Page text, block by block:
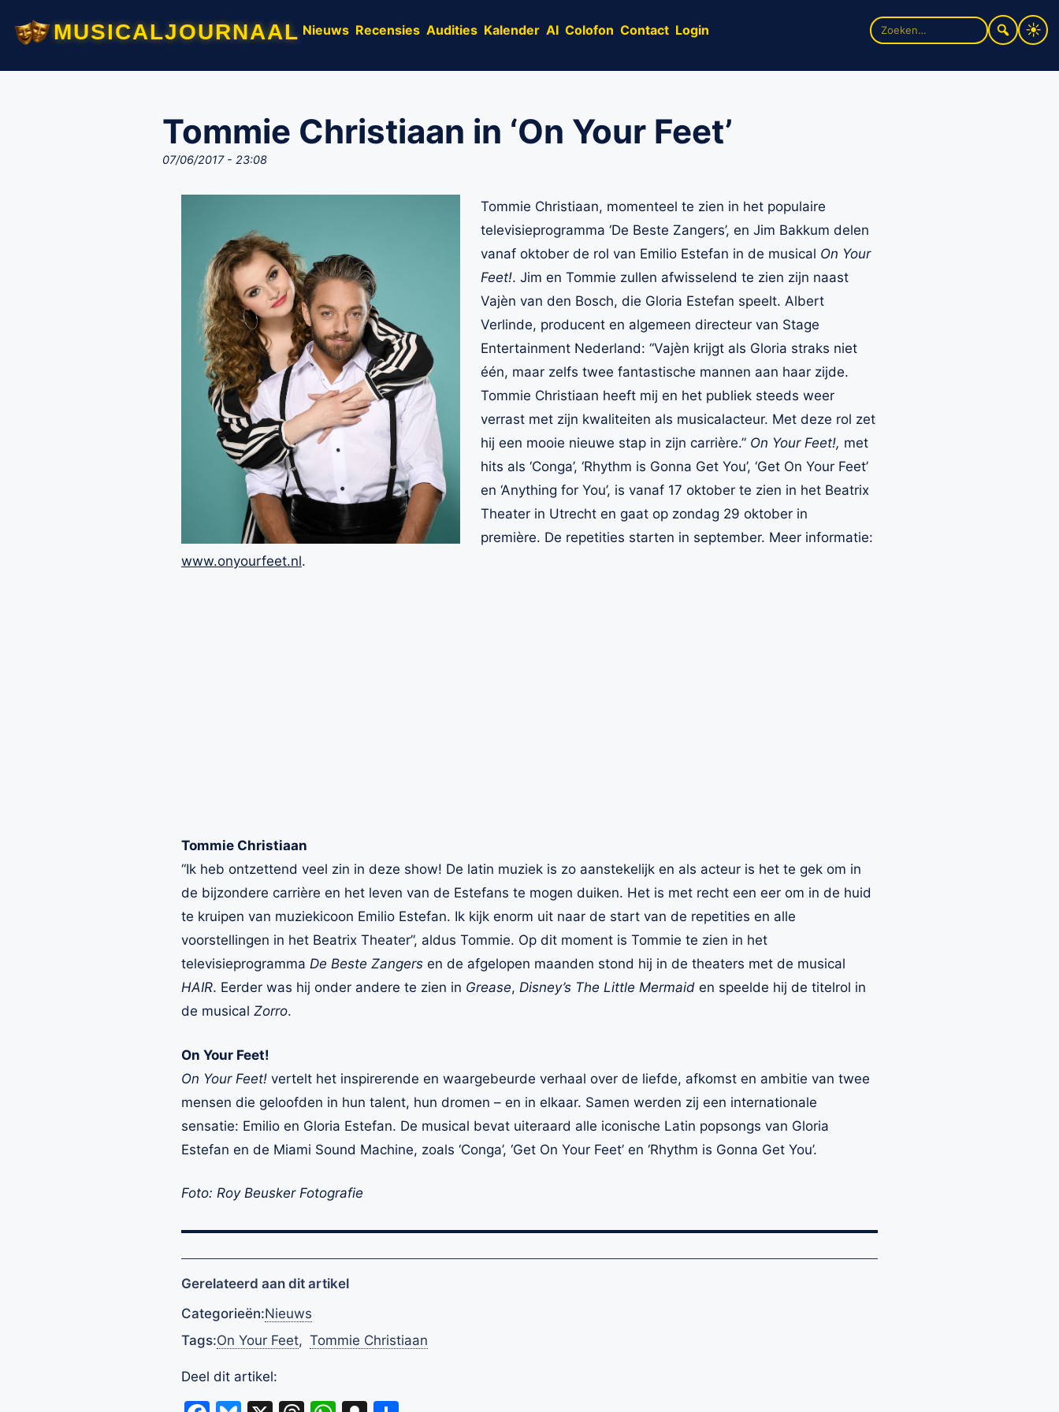
musicaljournaal Nieuws Recensies Audities Kalender AI Colofon Contact Login
Zoek
naar:
Tommie Christiaan in ‘On Your Feet’
07/06/2017 - 23:08
Tommie Christiaan, momenteel te zien in het populaire
televisieprogramma ‘De Beste Zangers’, en Jim Bakkum delen
vanaf oktober de rol van Emilio Estefan in de musical On Your
Feet!. Jim en Tommie zullen afwisselend te zien zijn naast
Vajèn van den Bosch, die Gloria Estefan speelt. Albert
Verlinde, producent en algemeen directeur van Stage
Entertainment Nederland: “Vajèn krijgt als Gloria straks niet
één, maar zelfs twee fantastische mannen aan haar zijde.
Tommie Christiaan heeft mij en het publiek steeds weer
verrast met zijn kwaliteiten als musicalacteur. Met deze rol zet
hij een mooie nieuwe stap in zijn carrière.” On Your Feet!, met
hits als ‘Conga’, ‘Rhythm is Gonna Get You’, ‘Get On Your Feet’
en ‘Anything for You’, is vanaf 17 oktober te zien in het Beatrix
Theater in Utrecht en gaat op zondag 29 oktober in
première. De repetities starten in september. Meer informatie:
www.onyourfeet.nl.
Tommie Christiaan
“Ik heb ontzettend veel zin in deze show! De latin muziek is zo aanstekelijk en als acteur is het te gek om in
de bijzondere carrière en het leven van de Estefans te mogen duiken. Het is met recht een eer om in de huid
te kruipen van muziekicoon Emilio Estefan. Ik kijk enorm uit naar de start van de repetities en alle
voorstellingen in het Beatrix Theater”, aldus Tommie. Op dit moment is Tommie te zien in het
televisieprogramma De Beste Zangers en de afgelopen maanden stond hij in de theaters met de musical
HAIR. Eerder was hij onder andere te zien in Grease, Disney’s The Little Mermaid en speelde hij de titelrol in
de musical Zorro.
On Your Feet!
On Your Feet! vertelt het inspirerende en waargebeurde verhaal over de liefde, afkomst en ambitie van twee
mensen die geloofden in hun talent, hun dromen – en in elkaar. Samen werden zij een internationale
sensatie: Emilio en Gloria Estefan. De musical bevat uiteraard alle iconische Latin popsongs van Gloria
Estefan en de Miami Sound Machine, zoals ‘Conga’, ‘Get On Your Feet’ en ‘Rhythm is Gonna Get You’.
Foto: Roy Beusker Fotografie
Gerelateerd aan dit artikel
Categorieën:Nieuws
Tags:On Your Feet, Tommie Christiaan
Deel dit artikel: